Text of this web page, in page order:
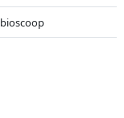
bioscoop